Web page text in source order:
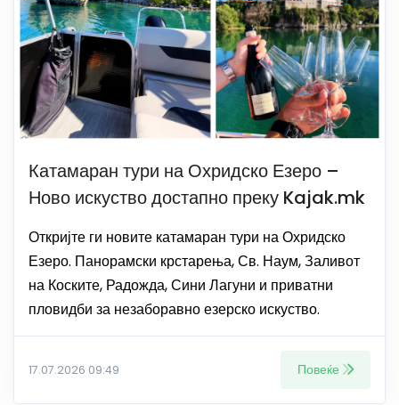
Катамаран тури на Охридско Езеро –
Ново искуство достапно преку Kajak.mk
Откријте ги новите катамаран тури на Охридско
Езеро. Панорамски крстарења, Св. Наум, Заливот
на Коските, Радожда, Сини Лагуни и приватни
пловидби за незаборавно езерско искуство.
17.07.2026 09:49 Повеќе